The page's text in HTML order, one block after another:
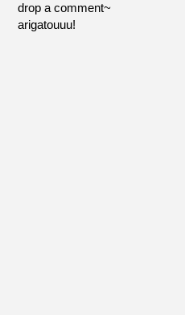
drop a comment~
arigatouuu!